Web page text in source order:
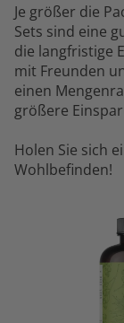
Je größer die
Sets sind eine
die langfristige
mit Freunden
einen
größere
Holen Sie sich
Wohlbefinden!